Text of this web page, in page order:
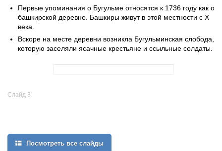
Первые упоминания о Бугульме относятся к 1736 году как о
башкирской деревне. Башкиры живут в этой местности с Х
века.
Вскоре на месте деревни возникла Бугульминская слобода,
которую заселяли ясачные крестьяне и ссыльные солдаты.
Слайд 3
Посмотреть все слайды